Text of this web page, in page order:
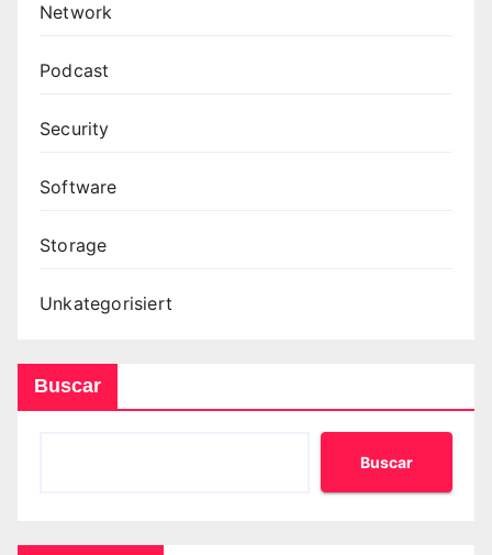
Network
Podcast
Security
Software
Storage
Unkategorisiert
Buscar
Buscar